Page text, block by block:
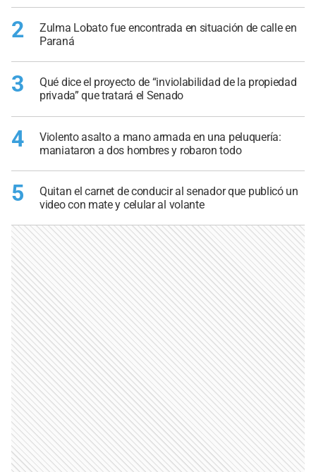
2
Zulma Lobato fue encontrada en situación de calle en
Paraná
3
Qué dice el proyecto de “inviolabilidad de la propiedad
privada” que tratará el Senado
4
Violento asalto a mano armada en una peluquería:
maniataron a dos hombres y robaron todo
5
Quitan el carnet de conducir al senador que publicó un
video con mate y celular al volante